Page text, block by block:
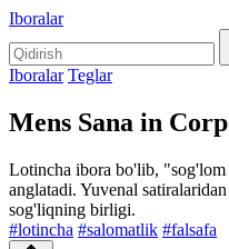
Iboralar
Iboralar Teglar
Mens Sana in
Lotincha ibora bo'lib, "sog'lom
anglatadi. Yuvenal
sog'liqning birligi.
#lotincha #salomatlik #falsafa